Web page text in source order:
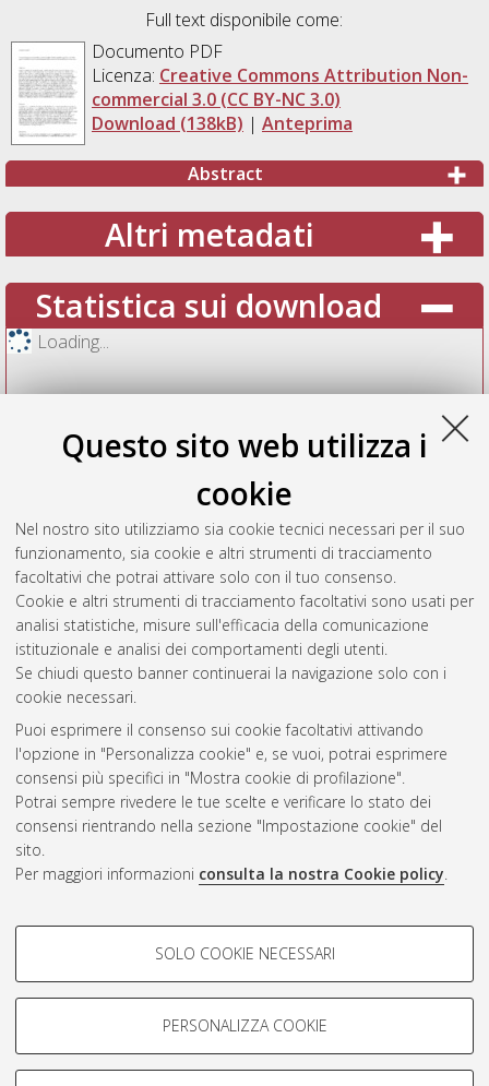
Questo sito web utilizza i
cookie
Nel nostro sito utilizziamo sia cookie tecnici necessari per il suo
funzionamento, sia cookie e altri strumenti di tracciamento
facoltativi che potrai attivare solo con il tuo consenso.
Cookie e altri strumenti di tracciamento facoltativi sono usati per
analisi statistiche, misure sull'efficacia della comunicazione
istituzionale e analisi dei comportamenti degli utenti.
Se chiudi questo banner continuerai la navigazione solo con i
cookie necessari.
Puoi esprimere il consenso sui cookie facoltativi attivando
l'opzione in "Personalizza cookie" e, se vuoi, potrai esprimere
consensi più specifici in "Mostra cookie di profilazione".
Potrai sempre rivedere le tue scelte e verificare lo stato dei
consensi rientrando nella sezione "Impostazione cookie" del
sito.
Per maggiori informazioni consulta la nostra Cookie policy.
COOKIE DI PROFILAZIONE -
Si tratta di cookie utilizzati per analizzare le caratteristiche della
navigazione degli utenti, creare profili in base al loro comportamento
Mostra cookie di profilazione
SOLO COOKIE NECESSARI
PERSONALIZZA COOKIE
Full text disponibile come:
Documento PDF
Licenza: Creative Commons Attribution Non-
commercial 3.0 (CC BY-NC 3.0)
Download (138kB) | Anteprima
Abstract
Altri metadati
Statistica sui download
Loading...
Vedi altre statistiche
Gestione del documento:
Atom
Rss
2.0
AMS Acta
ISSN: 2038-7954
re3data.org -
doi.org/10.17616/R3P19R
Servizio implementato e
Impostazioni Cookie
repository